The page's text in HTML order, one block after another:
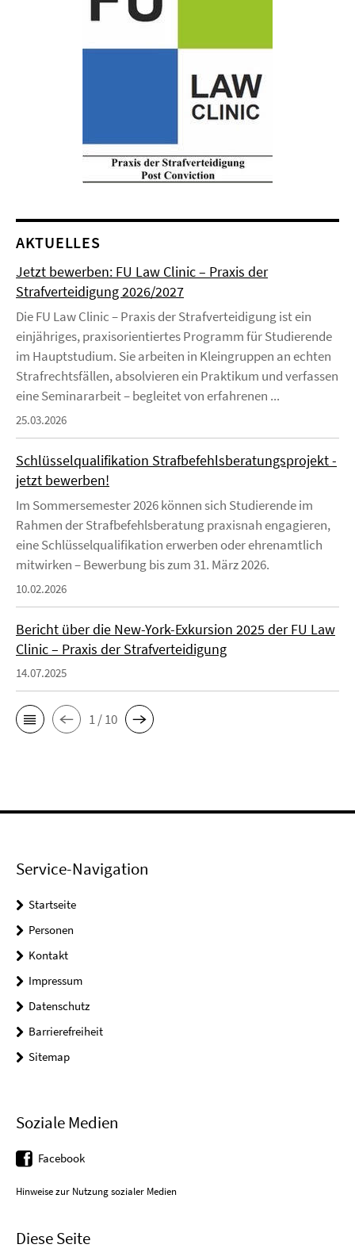
AKTUELLES
Jetzt bewerben: FU Law Clinic – Praxis der
Strafverteidigung 2026/2027
Die FU Law Clinic – Praxis der Strafverteidigung ist ein
einjähriges, praxisorientiertes Programm für Studierende
im Hauptstudium. Sie arbeiten in Kleingruppen an echten
Strafrechtsfällen, absolvieren ein Praktikum und verfassen
eine Seminararbeit – begleitet von erfahrenen ...
25.03.2026
Schlüsselqualifikation Strafbefehlsberatungsprojekt -
jetzt bewerben!
Im Sommersemester 2026 können sich Studierende im
Rahmen der Strafbefehlsberatung praxisnah engagieren,
eine Schlüsselqualifikation erwerben oder ehrenamtlich
mitwirken – Bewerbung bis zum 31. März 2026.
10.02.2026
Bericht über die New-York-Exkursion 2025 der FU Law
Clinic – Praxis der Strafverteidigung
14.07.2025
1 / 10
Service-Navigation
Startseite
Personen
Kontakt
Impressum
Datenschutz
Barrierefreiheit
Sitemap
Soziale Medien
Facebook
Hinweise zur Nutzung sozialer Medien
Diese Seite